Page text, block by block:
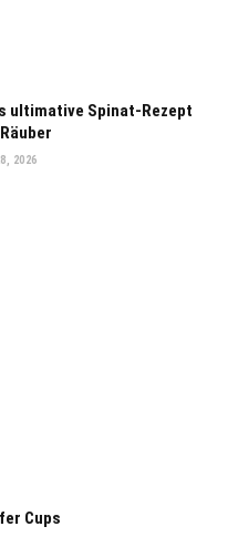
ultimative Spinat-Rezept
2026
Cups